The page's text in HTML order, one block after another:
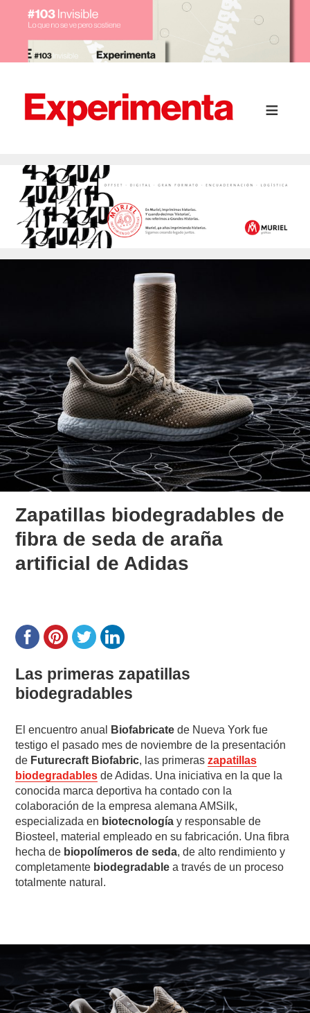
Zapatillas biodegradables de
fibra de seda de araña
artificial de Adidas
Las primeras zapatillas
biodegradables
El encuentro anual Biofabricate de Nueva York fue
testigo el pasado mes de noviembre de la presentación
de Futurecraft Biofabric, las primeraszapatillas
biodegradables de Adidas. Una iniciativa en la que la
conocida marca deportiva ha contado con la
colaboración de la empresa alemana AMSilk,
especializada en biotecnología y responsable de
Biosteel, material empleado en su fabricación. Una fibra
hecha de biopolímeros de seda, de alto rendimiento y
completamente biodegradable a través de un proceso
totalmente natural.